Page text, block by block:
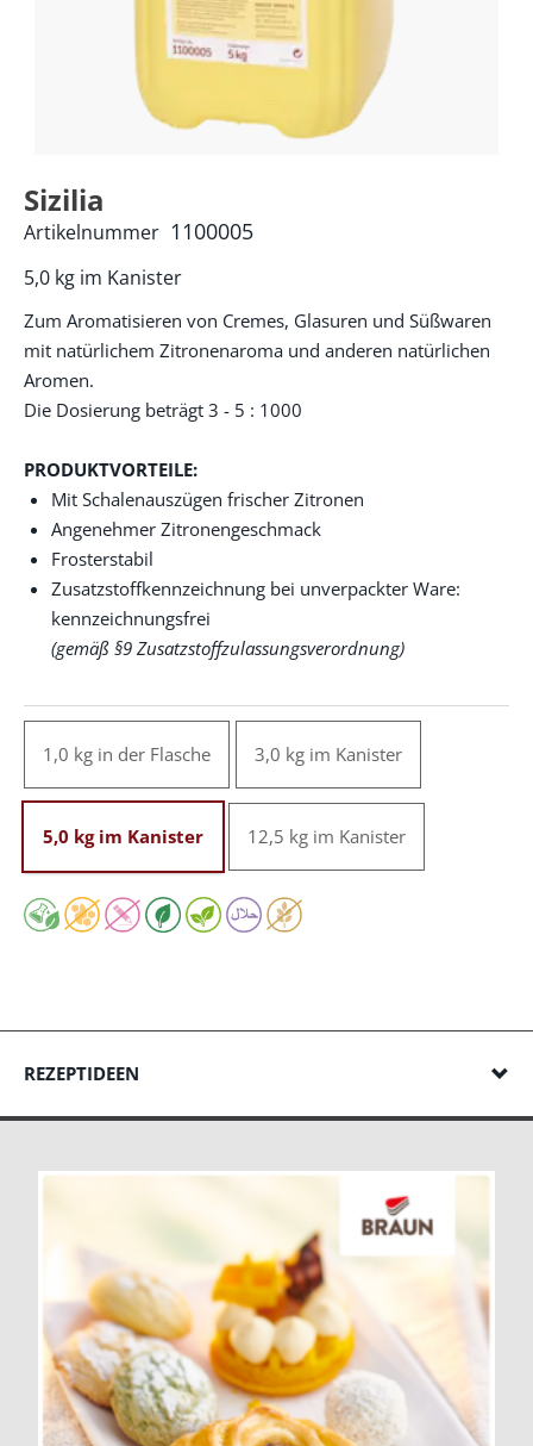
Sizilia
5,0 kg im Kanister
Artikelnummer 1100005
Zum Aromatisieren von Cremes, Glasuren und Süßwaren
mit natürlichem Zitronenaroma und anderen natürlichen
Aromen.
Die Dosierung beträgt 3 - 5 : 1000
PRODUKTVORTEILE:
Mit Schalenauszügen frischer Zitronen
Angenehmer Zitronengeschmack
Frosterstabil
Zusatzstoffkennzeichnung bei unverpackter Ware:
kennzeichnungsfrei
(gemäß §9 Zusatzstoffzulassungsverordnung)
1,0 kg in der Flasche 3,0 kg im Kanister
5,0 kg im Kanister 12,5 kg im Kanister
REZEPTIDEEN